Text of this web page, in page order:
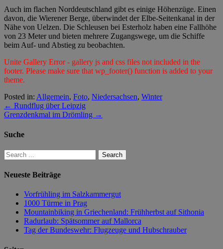
Auch im flachen Norddeutschland gibt es einige Höhenzüge. Einen
davon, die Wierener Berge, überwindet der Elbe-Seitenkanal in der
Nähe von Uelzen. Die Schleusen bei Esterholz haben eine Fallhöhe
von 23 Meter und bieten mehrere Zugangswege, um die Schiffe
beim Auf- und Abstieg zu beobachten.
Unite Gallery Error - gallery js and css files not included in the
footer. Please make sure that wp_footer() function is added to your
theme.
Posted in: Allgemein, Foto, Niedersachsen, Winter
← Rundflug über Leipzig
Grenzdenkmal im Drömling →
Suche
Neueste Beiträge
Vorfrühling im Salzkammergut
1000 Türme in Prag
Mountainbiking in Griechenland: Frühherbst auf Sithonia
Radurlaub: Spätsommer auf Mallorca
Tag der Bundeswehr: Flugzeuge und Hubschrauber